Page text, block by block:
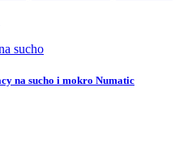
sucho
na sucho i mokro Numatic